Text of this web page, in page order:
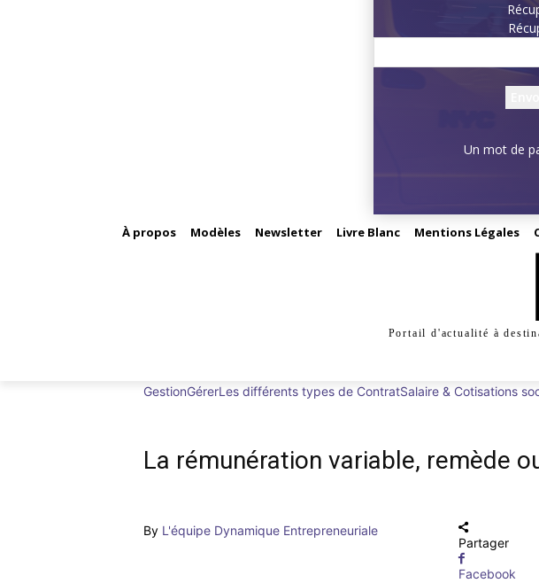
Un mot de
À propos Modèles Newsletter Livre Blanc Mentions Légales
Portail d'actualité à
GestionGérerLes différents types de ContratSalaire & Cotisations
La rémunération variable, remède
By L'équipe Dynamique Entrepreneuriale
Partager
Facebook